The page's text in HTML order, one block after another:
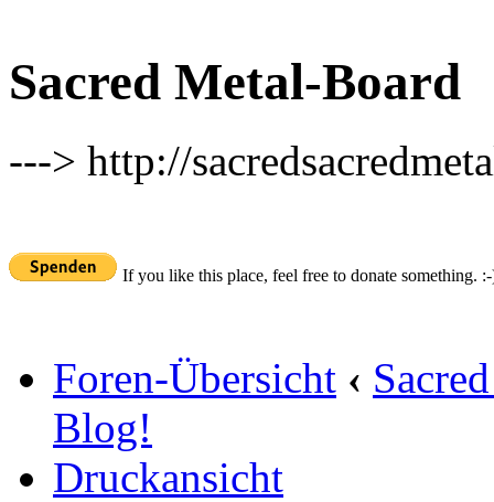
Sacred Metal-Board
---> http://
If you like this place, feel free to donate something.
Foren-Übersicht ‹
Blog!
Druckansicht